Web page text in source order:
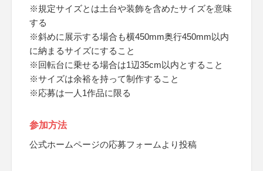
※規定サイズとは土台や装飾を含めたサイズを意味
する
※斜めに展示する場合も横450mm奥行450mm以内
に納まるサイズにすること
※回転台に乗せる場合は1辺35cm以内とすること
※サイズは余裕を持って制作すること
※応募は一人1作品に限る
参加方法
公式ホームページの応募フォームより投稿